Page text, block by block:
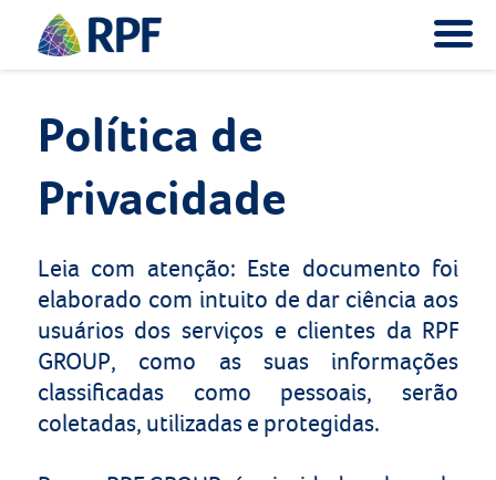
Política de
Privacidade
Leia com atenção: Este documento foi
elaborado com intuito de dar ciência aos
usuários dos serviços e clientes da RPF
GROUP, como as suas informações
classificadas como pessoais, serão
coletadas, utilizadas e protegidas.